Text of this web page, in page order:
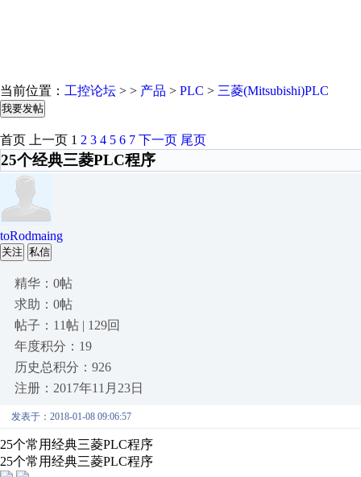
当前位置： 工控论坛 > > 产品 > PLC > 三菱(Mitsubishi)PLC
我要发帖
首页 上一页 1 2 3 4 5 6 7 下一页 尾页
25个经典三菱PLC程序
toRodmaing
关注 私信
精华：0帖
求助：0帖
帖子：11帖 | 129回
年度积分：19
历史总积分：926
注册：2017年11月23日
发表于：2018-01-08 09:06:57
25个常用经典三菱PLC程序
25个常用经典三菱PLC程序